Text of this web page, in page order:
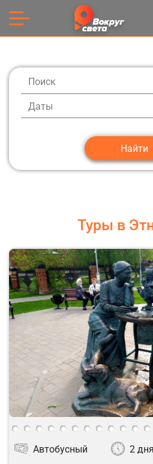
Даты
Туры в
Автобусный 2